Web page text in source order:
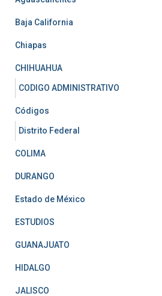
Baja California
Chiapas
CHIHUAHUA
CODIGO ADMINISTRATIVO
Códigos
Distrito Federal
COLIMA
DURANGO
Estado de México
ESTUDIOS
GUANAJUATO
HIDALGO
JALISCO